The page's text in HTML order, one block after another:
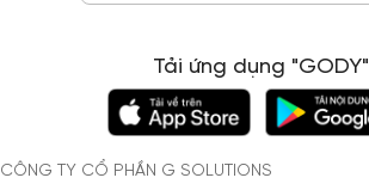
Tải ứng dụng "GODY"
CÔNG TY CỔ PHẦN G SOLUTIONS